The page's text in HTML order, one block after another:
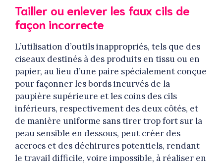
Tailler ou enlever les faux cils de
façon incorrecte
L’utilisation d’outils inappropriés, tels que des
ciseaux destinés à des produits en tissu ou en
papier, au lieu d’une paire spécialement conçue
pour façonner les bords incurvés de la
paupière supérieure et les coins des cils
inférieurs, respectivement des deux côtés, et
de manière uniforme sans tirer trop fort sur la
peau sensible en dessous, peut créer des
accrocs et des déchirures potentiels, rendant
le travail difficile, voire impossible, à réaliser en